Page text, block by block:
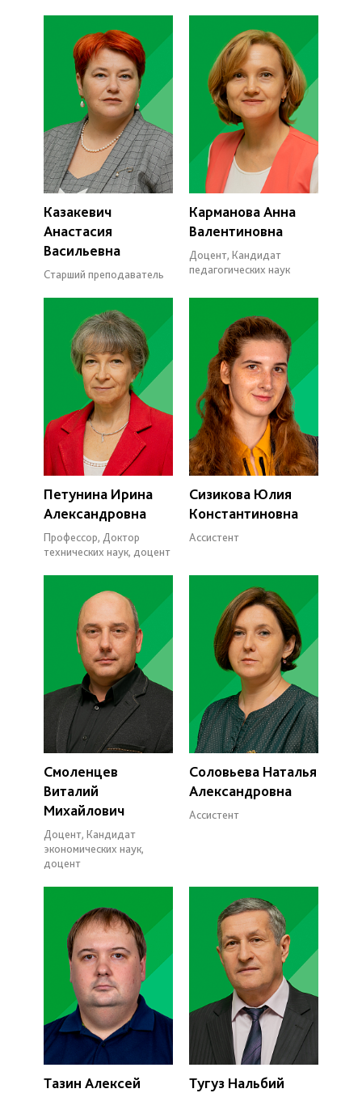
Казакевич
Анастасия
Васильевна
Старший преподаватель
Карманова Анна
Валентиновна
Доцент, Кандидат
педагогических наук
Петунина Ирина
Александровна
Профессор, Доктор
технических наук, доцент
Сизикова Юлия
Константиновна
Ассистент
Смоленцев
Виталий
Михайлович
Доцент, Кандидат
экономических наук,
доцент
Соловьева Наталья
Александровна
Ассистент
Тазин Алексей
Тугуз Нальбий